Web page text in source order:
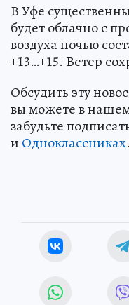
В Уфе
будет облачно с
воздуха ночью
+13…+15. Ветер
Обсудить эту
вы можете в
забудьте
и Одноклассниках.